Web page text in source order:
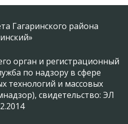
Гагаринского района
орган и регистрационный
по надзору в сфере
технологий и массовых
свидетельство: ЭЛ